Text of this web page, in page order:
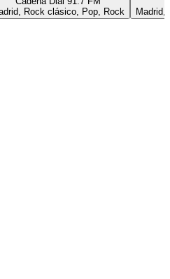
Rock clásico, Pop, Rock